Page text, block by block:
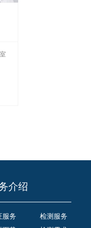
介绍
服务
检测服务